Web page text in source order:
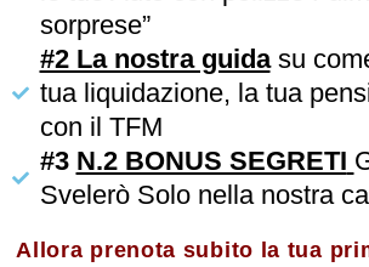
sorprese”
#2 La nostra guidasu
tua liquidazione, la tua
con il TFM
#3 N.2 BONUS SEGRETI
Svelerò Solo nella nostra
Allora prenota subito la tua